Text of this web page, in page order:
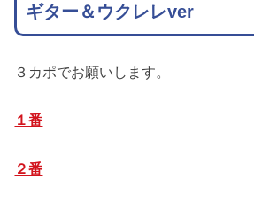
ギター＆ウクレレver
３カポでお願いします。
１番
２番